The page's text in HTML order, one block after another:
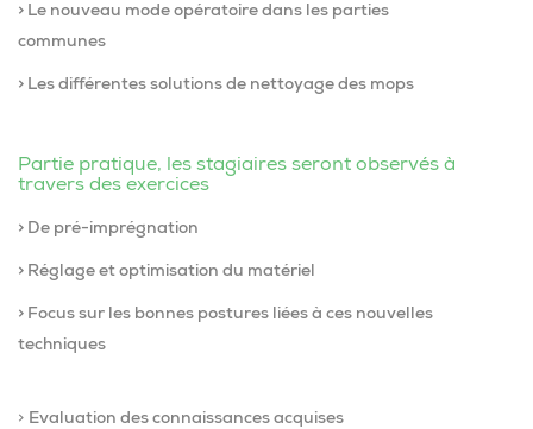
> Le nouveau mode opératoire dans les parties
communes
> Les différentes solutions de nettoyage des mops
Partie pratique, les stagiaires seront observés à
travers des exercices
> De pré-imprégnation
> Réglage et optimisation du matériel
> Focus sur les bonnes postures liées à ces nouvelles
techniques
> Evaluation des connaissances acquises